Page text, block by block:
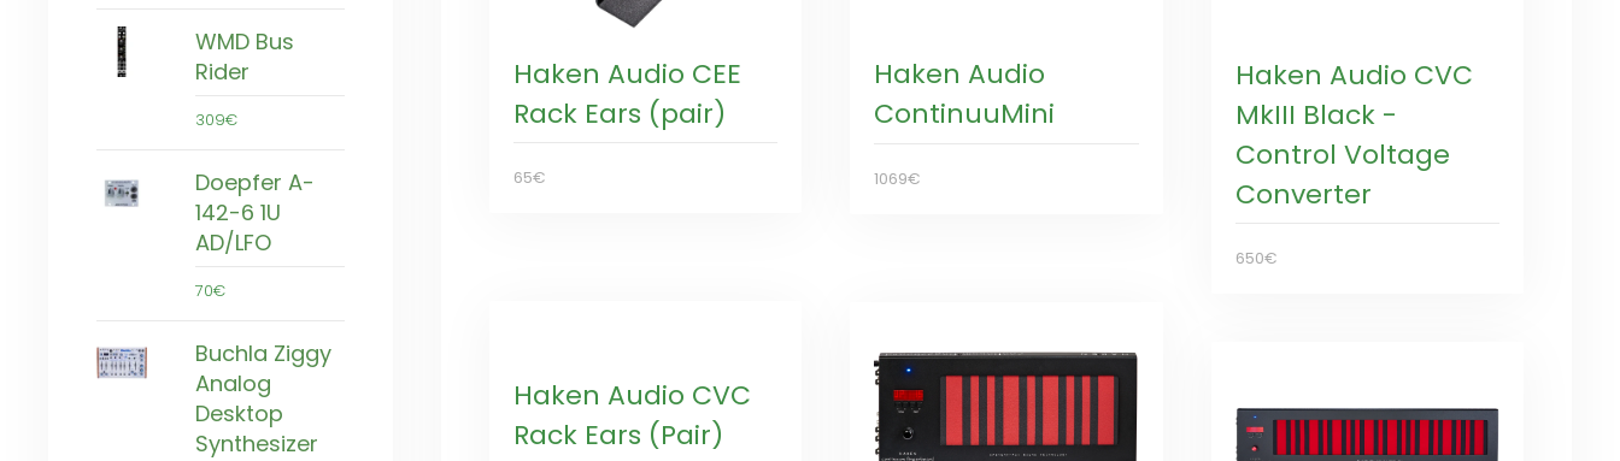
WMD Bus
Rider
309€
Doepfer A-
142-6 1U
AD/LFO
70€
Buchla Ziggy
Analog
Desktop
Synthesizer
Haken Audio CEE
Rack Ears (pair)
65€
Haken Audio
ContinuuMini
1069€
Haken Audio CVC
MkIII Black -
Control Voltage
Converter
650€
Haken Audio CVC
Rack Ears (Pair)